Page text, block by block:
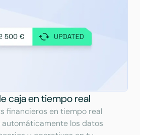
caja en tiempo real
financieros en tiempo real
automáticamente los datos